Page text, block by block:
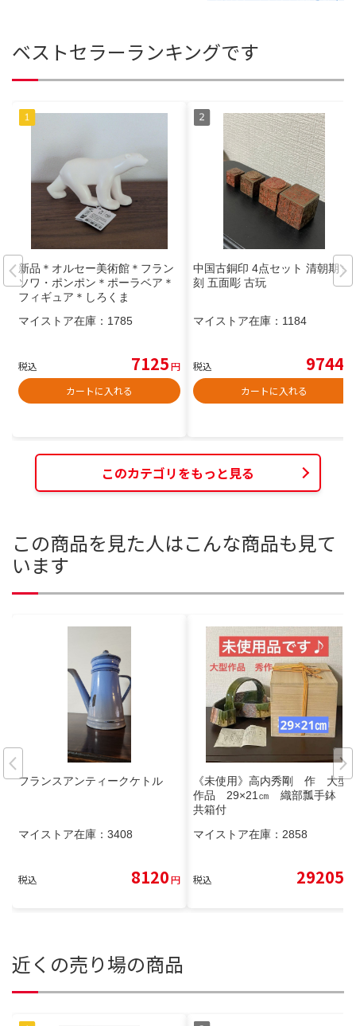
ベストセラーランキングです
新品＊オルセー美術館＊フラン
ソワ・ポンポン＊ポーラベア＊
フィギュア＊しろくま
マイストア在庫： 1785
税込 7125円
カートに入れる
中国古銅印 4点セット 清朝期 篆
刻 五面彫 古玩
マイストア在庫： 1184
税込 9744
カートに入れる
このカテゴリをもっと見る
この商品を見た人はこんな商品も見て
います
フランスアンティークケトル
マイストア在庫： 3408
税込 8120円
《未使用》高内秀剛 作 大型
作品 29×21㎝ 織部瓢手鉢
共箱付
マイストア在庫： 2858
税込 29205
近くの売り場の商品